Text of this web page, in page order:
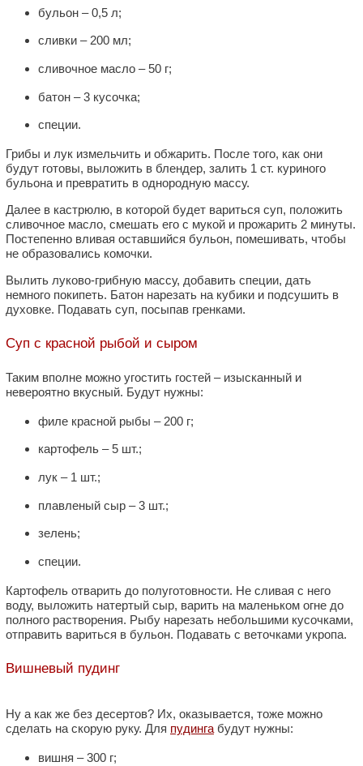
бульон – 0,5 л;
сливки – 200 мл;
сливочное масло – 50 г;
батон – 3 кусочка;
специи.
Грибы и лук измельчить и обжарить. После того, как они
будут готовы, выложить в блендер, залить 1 ст. куриного
бульона и превратить в однородную массу.
Далее в кастрюлю, в которой будет вариться суп, положить
сливочное масло, смешать его с мукой и прожарить 2 минуты.
Постепенно вливая оставшийся бульон, помешивать, чтобы
не образовались комочки.
Вылить луково-грибную массу, добавить специи, дать
немного покипеть. Батон нарезать на кубики и подсушить в
духовке. Подавать суп, посыпав гренками.
Суп с красной рыбой и сыром
Таким вполне можно угостить гостей – изысканный и
невероятно вкусный. Будут нужны:
филе красной рыбы – 200 г;
картофель – 5 шт.;
лук – 1 шт.;
плавленый сыр – 3 шт.;
зелень;
специи.
Картофель отварить до полуготовности. Не сливая с него
воду, выложить натертый сыр, варить на маленьком огне до
полного растворения. Рыбу нарезать небольшими кусочками,
отправить вариться в бульон. Подавать с веточками укропа.
Вишневый пудинг
Ну а как же без десертов? Их, оказывается, тоже можно
сделать на скорую руку. Для пудинга будут нужны:
вишня – 300 г;